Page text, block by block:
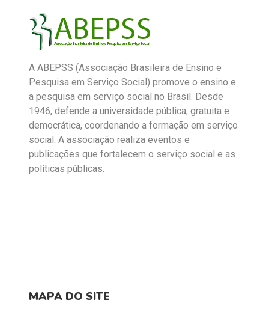
A ABEPSS (Associação Brasileira de Ensino e
Pesquisa em Serviço Social) promove o ensino e
a pesquisa em serviço social no Brasil. Desde
1946, defende a universidade pública, gratuita e
democrática, coordenando a formação em serviço
social. A associação realiza eventos e
publicações que fortalecem o serviço social e as
políticas públicas.
MAPA DO SITE